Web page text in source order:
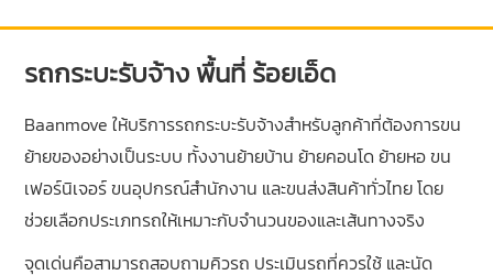
รถกระบะรับจ้าง พื้นที่ ร้อยเอ็ด
Baanmove ให้บริการรถกระบะรับจ้างสำหรับลูกค้าที่ต้องการขน
ย้ายของอย่างเป็นระบบ ทั้งงานย้ายบ้าน ย้ายคอนโด ย้ายหอ ขน
เฟอร์นิเจอร์ ขนอุปกรณ์สำนักงาน และขนส่งสินค้าทั่วไทย โดย
ช่วยเลือกประเภทรถให้เหมาะกับจำนวนของและเส้นทางจริง
จุดเด่นคือสามารถสอบถามคิวรถ ประเมินรถที่ควรใช้ และนัด